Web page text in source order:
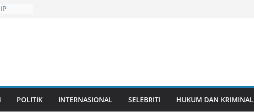
POLITIK INTERNASIONAL SELEBRITI HUKUM DAN KRIMINAL